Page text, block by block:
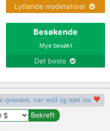
Lyttende moderatorer
Besøkende
Mye besøkt
Det beste
tjenesten, vær snill og støtt oss